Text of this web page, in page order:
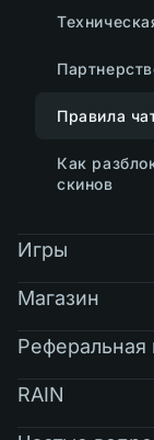
Правила
Как
скинов
Игры
Магазин
RAIN